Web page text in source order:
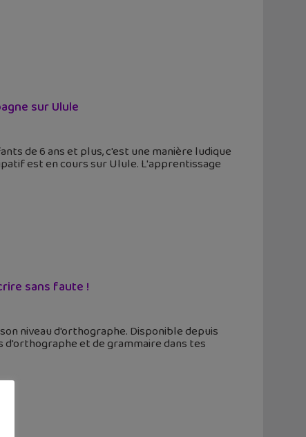
sur Ulule
de 6 ans et plus, c'est une manière ludique
est en cours sur Ulule. L'apprentissage
sans faute !
niveau d'orthographe. Disponible depuis
d'orthographe et de grammaire dans tes